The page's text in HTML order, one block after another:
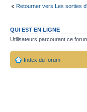
Retourner vers Les sorties
QUI EST EN LIGNE
Utilisateurs parcourant ce
Index du forum